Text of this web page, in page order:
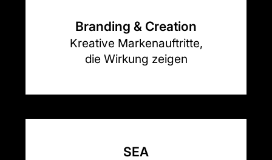
Branding & Creation
Kreative Markenauftritte,
die Wirkung zeigen
SEA